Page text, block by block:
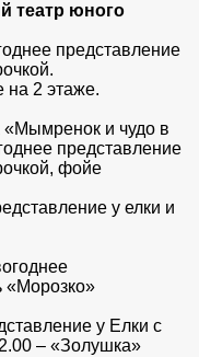
театр юного
представление
на 2 этаже.
«Мымренок и чудо в
представление
фойе
у елки и
«Морозко»
у Елки с
– «Золушка»